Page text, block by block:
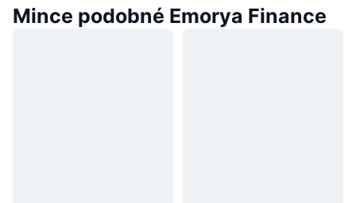
Mince podobné Emorya Finance